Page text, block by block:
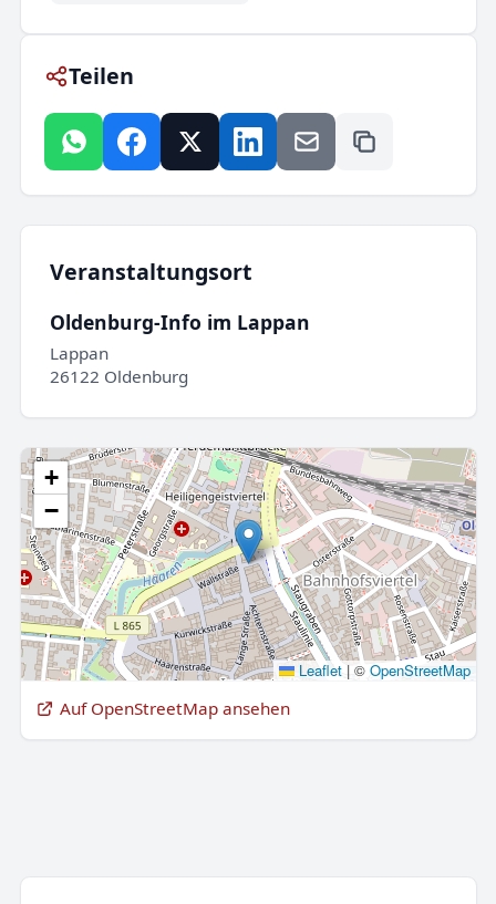
Teilen
Veranstaltungsort
Oldenburg-Info im Lappan
Lappan
26122 Oldenburg
+
−
Leaflet |© OpenStreetMap
Auf OpenStreetMap ansehen